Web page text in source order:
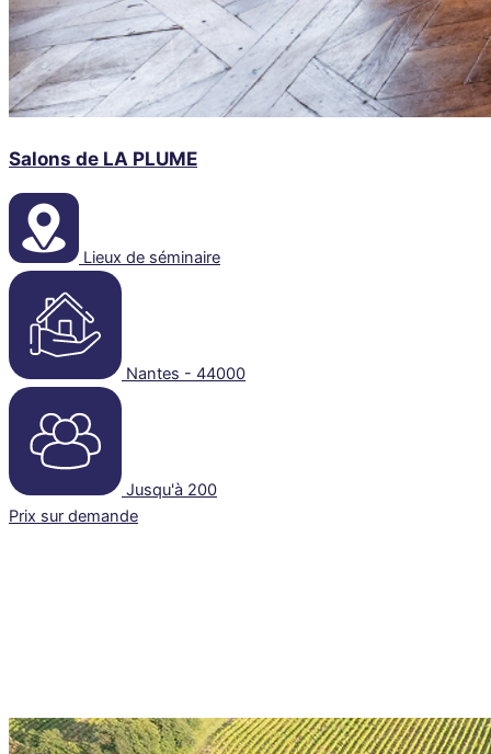
Salons de LA PLUME
Lieux de séminaire
Nantes - 44000
Jusqu'à 200
Prix sur demande